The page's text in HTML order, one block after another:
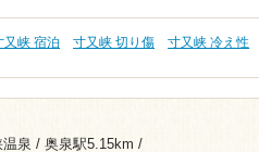
又峡 宿泊 寸又峡 切り傷 寸又峡 冷え性
温泉 / 奥泉駅5.15km /